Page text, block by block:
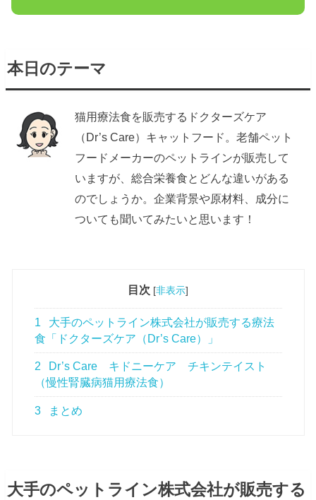
本日のテーマ
猫用療法食を販売するドクターズケア
（Dr’s Care）キャットフード。老舗ペット
フードメーカーのペットラインが販売して
いますが、総合栄養食とどんな違いがある
のでしょうか。企業背景や原材料、成分に
ついても聞いてみたいと思います！
目次 [非表示]
1
大手のペットライン株式会社が販売する療法
食「ドクターズケア（Dr’s Care）」
2
Dr’s Care キドニーケア チキンテイスト
（慢性腎臓病猫用療法食）
3 まとめ
大手のペットライン株式会社が販売する